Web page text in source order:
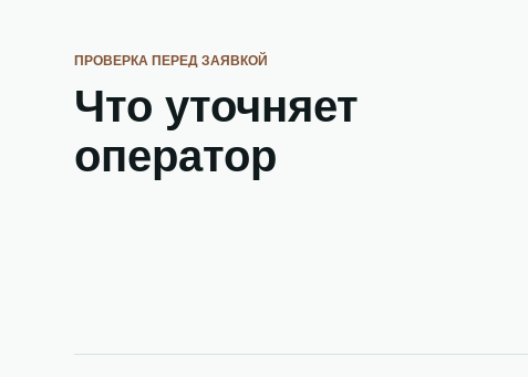
ПРОВЕРКА ПЕРЕД ЗАЯВКОЙ
Что уточняет
оператор